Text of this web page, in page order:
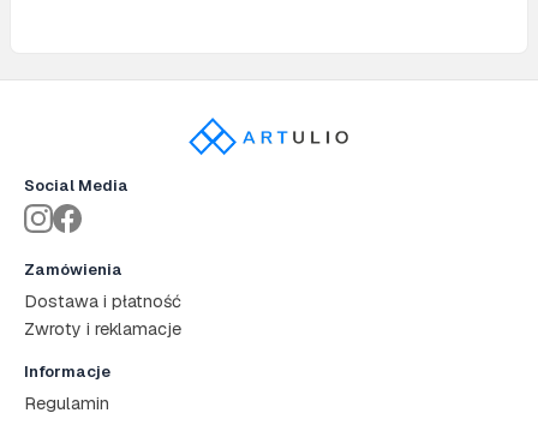
Zamówienia
Dostawa i płatność
Zwroty i reklamacje
Informacje
Regulamin
Social Media